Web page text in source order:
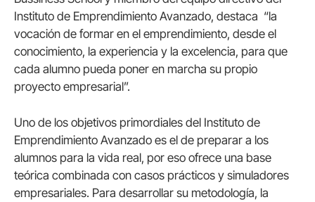
Instituto de Emprendimiento Avanzado, destaca “la
vocación de formar en el emprendimiento, desde el
conocimiento, la experiencia y la excelencia, para que
cada alumno pueda poner en marcha su propio
proyecto empresarial”.
Uno de los objetivos primordiales del Instituto de
Emprendimiento Avanzado es el de preparar a los
alumnos para la vida real, por eso ofrece una base
teórica combinada con casos prácticos y simuladores
empresariales. Para desarrollar su metodología, la